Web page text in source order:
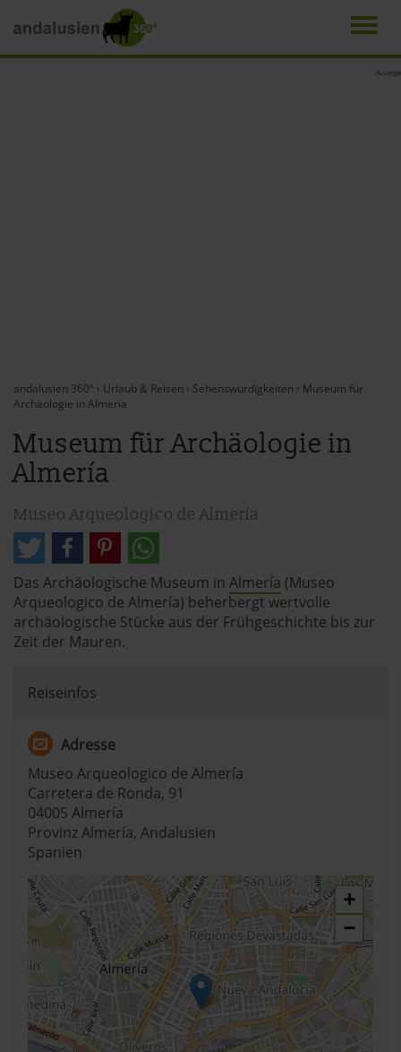
Anzeige
andalusien 360° › Urlaub & Reisen › Sehenswürdigkeiten › Museum für
Archäologie in Almería
Museum für Archäologie in
Almería
Museo Arqueologico de Almería
Das Archäologische Museum in Almería (Museo
Arqueologico de Almería) beherbergt wertvolle
archäologische Stücke aus der Frühgeschichte bis zur
Zeit der Mauren.
Reiseinfos
Adresse
Museo Arqueologico de Almería
Carretera de Ronda, 91
04005 Almería
Provinz Almería, Andalusien
Spanien
+
−